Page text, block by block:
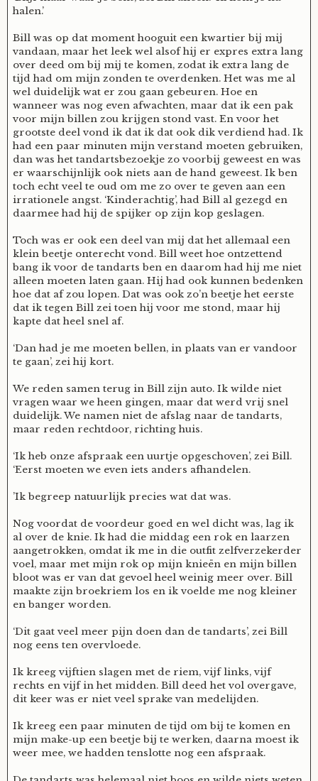
halen.’
Bill was op dat moment hooguit een kwartier bij mij
vandaan, maar het leek wel alsof hij er expres extra lang
over deed om bij mij te komen, zodat ik extra lang de
tijd had om mijn zonden te overdenken. Het was me al
wel duidelijk wat er zou gaan gebeuren. Hoe en
wanneer was nog even afwachten, maar dat ik een pak
voor mijn billen zou krijgen stond vast. En voor het
grootste deel vond ik dat ik dat ook dik verdiend had. Ik
had een paar minuten mijn verstand moeten gebruiken,
dan was het tandartsbezoekje zo voorbij geweest en was
er waarschijnlijk ook niets aan de hand geweest. Ik ben
toch echt veel te oud om me zo over te geven aan een
irrationele angst. ‘Kinderachtig’, had Bill al gezegd en
daarmee had hij de spijker op zijn kop geslagen.
Toch was er ook een deel van mij dat het allemaal een
klein beetje onterecht vond. Bill weet hoe ontzettend
bang ik voor de tandarts ben en daarom had hij me niet
alleen moeten laten gaan. Hij had ook kunnen bedenken
hoe dat af zou lopen. Dat was ook zo’n beetje het eerste
dat ik tegen Bill zei toen hij voor me stond, maar hij
kapte dat heel snel af.
‘Dan had je me moeten bellen, in plaats van er vandoor
te gaan’, zei hij kort.
We reden samen terug in Bill zijn auto. Ik wilde niet
vragen waar we heen gingen, maar dat werd vrij snel
duidelijk. We namen niet de afslag naar de tandarts,
maar reden rechtdoor, richting huis.
‘Ik heb onze afspraak een uurtje opgeschoven’, zei Bill.
‘Eerst moeten we even iets anders afhandelen.
’Ik begreep natuurlijk precies wat dat was.
Nog voordat de voordeur goed en wel dicht was, lag ik
al over de knie. Ik had die middag een rok en laarzen
aangetrokken, omdat ik me in die outfit zelfverzekerder
voel, maar met mijn rok op mijn knieën en mijn billen
bloot was er van dat gevoel heel weinig meer over. Bill
maakte zijn broekriem los en ik voelde me nog kleiner
en banger worden.
‘Dit gaat veel meer pijn doen dan de tandarts’, zei Bill
nog eens ten overvloede.
Ik kreeg vijftien slagen met de riem, vijf links, vijf
rechts en vijf in het midden. Bill deed het vol overgave,
dit keer was er niet veel sprake van medelijden.
Ik kreeg een paar minuten de tijd om bij te komen en
mijn make-up een beetje bij te werken, daarna moest ik
weer mee, we hadden tenslotte nog een afspraak.